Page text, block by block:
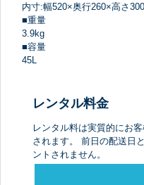
内寸:幅520×奥行260×高さ
■重量
3.9kg
■容量
45L
レンタル料金
レンタル料は実質的にお
されます。 前日の配送日
ントされません。